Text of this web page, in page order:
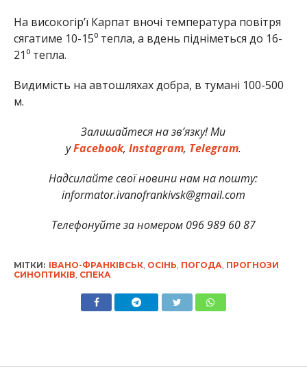
На високогір’ї Карпат вночі температура повітря
сягатиме 10-15⁰ тепла, а вдень підніметься до 16-
21⁰ тепла.
Видимість на автошляхах добра, в тумані 100-500
м.
Залишайтеся на зв’язку! Ми
уFacebook, Instagram, Telegram.
Надсилайте свої новини нам на пошту:
informator.ivanofrankivsk@gmail.com
Телефонуйте за номером 096 989 60 87
МІТКИ: ІВАНО-ФРАНКІВСЬК, ОСІНЬ ПОГОДА ПРОГНОЗИ
СИНОПТИКІВ СПЕКА